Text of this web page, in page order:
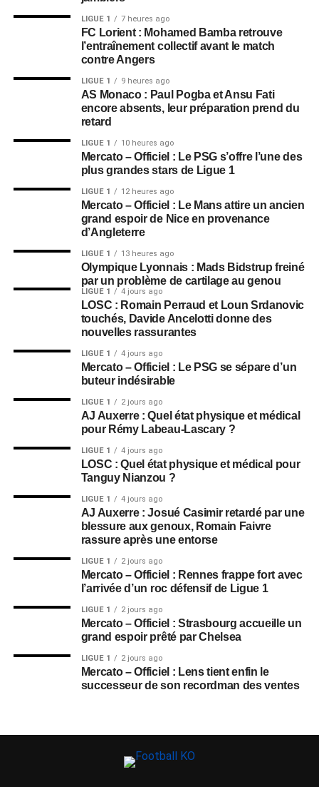
LIGUE 1 7 heures ago
FC Lorient : Mohamed Bamba retrouve
l’entraînement collectif avant le match
contre Angers
LIGUE 1 9 heures ago
AS Monaco : Paul Pogba et Ansu Fati
encore absents, leur préparation prend du
retard
LIGUE 1 10 heures ago
Mercato – Officiel : Le PSG s’offre l’une des
plus grandes stars de Ligue 1
LIGUE 1 12 heures ago
Mercato – Officiel : Le Mans attire un ancien
grand espoir de Nice en provenance
d’Angleterre
LIGUE 1 13 heures ago
Olympique Lyonnais : Mads Bidstrup freiné
par un problème de cartilage au genou
LIGUE 1 4 jours ago
LOSC : Romain Perraud et Loun Srdanovic
touchés, Davide Ancelotti donne des
nouvelles rassurantes
LIGUE 1 4 jours ago
Mercato – Officiel : Le PSG se sépare d’un
buteur indésirable
LIGUE 1 2 jours ago
AJ Auxerre : Quel état physique et médical
pour Rémy Labeau-Lascary ?
LIGUE 1 4 jours ago
LOSC : Quel état physique et médical pour
Tanguy Nianzou ?
LIGUE 1 4 jours ago
AJ Auxerre : Josué Casimir retardé par une
blessure aux genoux, Romain Faivre
rassure après une entorse
LIGUE 1 2 jours ago
Mercato – Officiel : Rennes frappe fort avec
l’arrivée d’un roc défensif de Ligue 1
LIGUE 1 2 jours ago
Mercato – Officiel : Strasbourg accueille un
grand espoir prêté par Chelsea
LIGUE 1 2 jours ago
Mercato – Officiel : Lens tient enfin le
successeur de son recordman des ventes